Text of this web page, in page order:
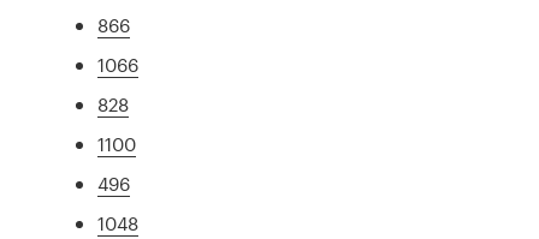
866
1066
828
1100
496
1048